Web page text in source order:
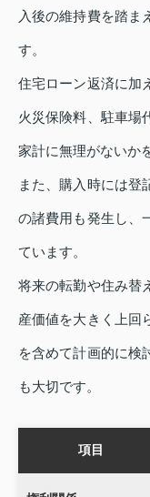
入後の維持費を踏ま
す。
住宅ローン返済に加
火災保険料、駐車場
家計に無理がないか
また、購入時には登
の諸費用も発生し、
ています。
将来の転勤や住み替
産価値を大きく上回
を含めて計画的に検
も大切です。
項目